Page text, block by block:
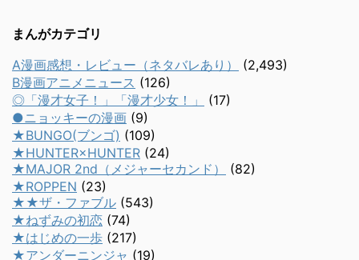
まんがカテゴリ
A漫画感想・レビュー（ネタバレあり）
(2,493)
B漫画アニメニュース (126)
◎「漫才女子！」「漫才少女！」
(17)
●ニョッキーの漫画 (9)
★BUNGO(ブンゴ) (109)
★HUNTER×HUNTER (24)
★MAJOR 2nd（メジャーセカンド）
(82)
★ROPPEN (23)
★★ザ・ファブル (543)
★ねずみの初恋 (74)
★はじめの一歩 (217)
★アンダーニンジャ (19)